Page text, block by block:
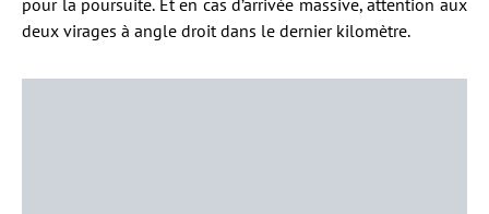
pour la poursuite. Et en cas d’arrivée massive, attention aux
deux virages à angle droit dans le dernier kilomètre.